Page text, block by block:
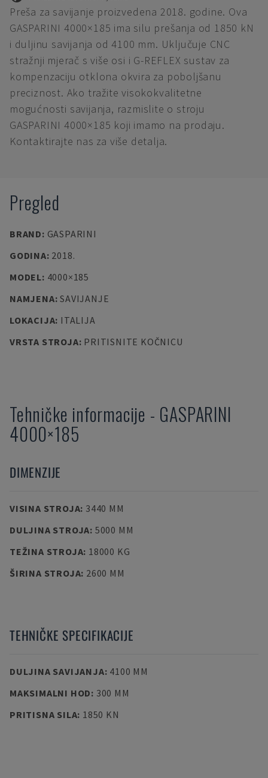
Preša za savijanje proizvedena 2018. godine. Ova
GASPARINI 4000×185 ima silu prešanja od 1850 kN
i duljinu savijanja od 4100 mm. Uključuje CNC
stražnji mjerač s više osi i G-REFLEX sustav za
kompenzaciju otklona okvira za poboljšanu
preciznost. Ako tražite visokokvalitetne
mogućnosti savijanja, razmislite o stroju
GASPARINI 4000×185 koji imamo na prodaju.
Kontaktirajte nas za više detalja.
Pregled
BRAND: GASPARINI
GODINA: 2018.
MODEL: 4000×185
NAMJENA:SAVIJANJE
LOKACIJA: ITALIJA
VRSTA STROJA: PRITISNITE KOČNICU
Tehničke informacije - GASPARINI
4000×185
DIMENZIJE
VISINA STROJA: 3440 MM
DULJINA STROJA: 5000 MM
TEŽINA STROJA: 18000 KG
ŠIRINA STROJA: 2600 MM
TEHNIČKE SPECIFIKACIJE
DULJINA SAVIJANJA: 4100 MM
MAKSIMALNI HOD: 300 MM
PRITISNA SILA: 1850 KN